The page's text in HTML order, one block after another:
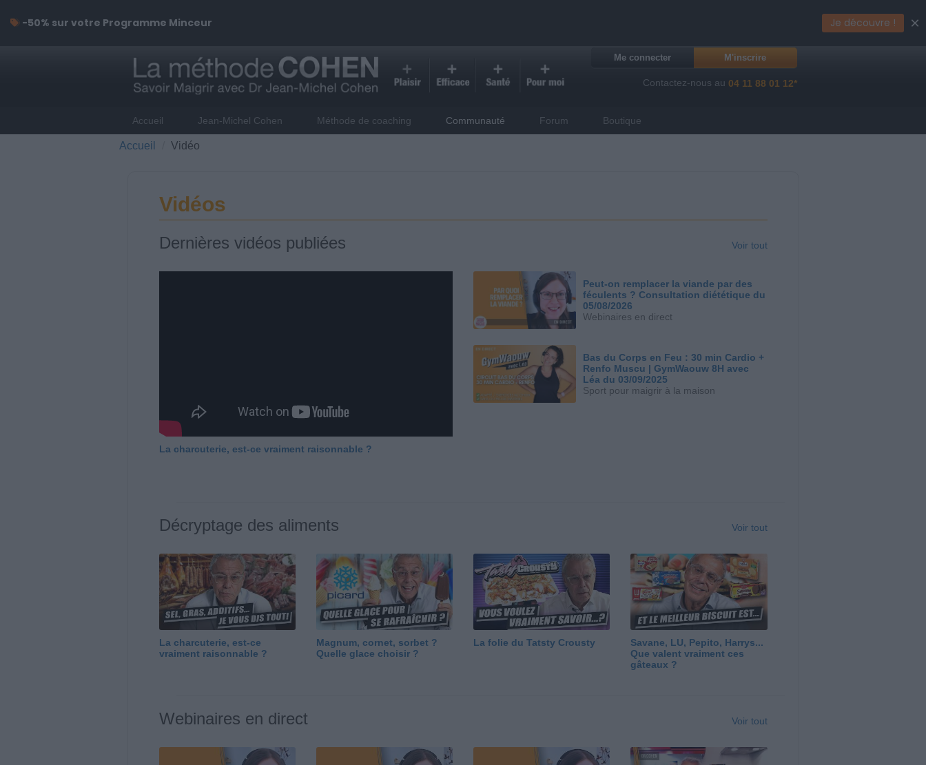
Me connecter M'inscrire
Contactez-nous au 04 11 88 01 12*
Accueil Jean-Michel Cohen Méthode de coaching Communauté Forum Boutique
Accueil Vidéo
Vidéos
Dernières vidéos publiées Voir tout
La charcuterie, est-ce vraiment raisonnable ?
Peut-on remplacer la viande par des
féculents ? Consultation diététique du
05/08/2026
Webinaires en direct
Bas du Corps en Feu : 30 min Cardio +
Renfo Muscu | GymWaouw 8H avec
Léa du 03/09/2025
Sport pour maigrir à la maison
Décryptage des aliments Voir tout
La charcuterie, est-ce
vraiment raisonnable ?
Magnum, cornet, sorbet ?
Quelle glace choisir ?
La folie du Tatsty Crousty
Savane, LU, Pepito, Harrys...
Que valent vraiment ces
gâteaux ?
Webinaires en direct Voir tout
-50% sur votre Programme Minceur Je découvre ! ×